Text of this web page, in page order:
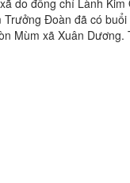
Đoàn đã có
Mùm xã Xuân